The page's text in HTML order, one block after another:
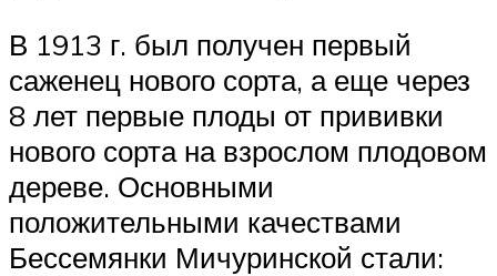
В 1913 г. был получен первый
саженец нового сорта, а еще через
8 лет первые плоды от прививки
нового сорта на взрослом плодовом
дереве. Основными
положительными качествами
Бессемянки Мичуринской стали: